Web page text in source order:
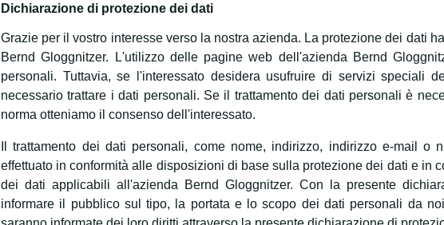
Dichiarazione di protezione dei dati
Grazie per il vostro interesse verso la nostra azienda. La protezione dei dati
Bernd Gloggnitzer. L'utilizzo delle pagine web dell'azienda Bernd
personali. Tuttavia, se l'interessato desidera usufruire di servizi speciali
necessario trattare i dati personali. Se il trattamento dei dati personali è
norma otteniamo il consenso dell'interessato.
Il trattamento dei dati personali, come nome, indirizzo, indirizzo e-mail
effettuato in conformità alle disposizioni di base sulla protezione dei dati e
dei dati applicabili all'azienda Bernd Gloggnitzer. Con la presente
informare il pubblico sul tipo, la portata e lo scopo dei dati personali da